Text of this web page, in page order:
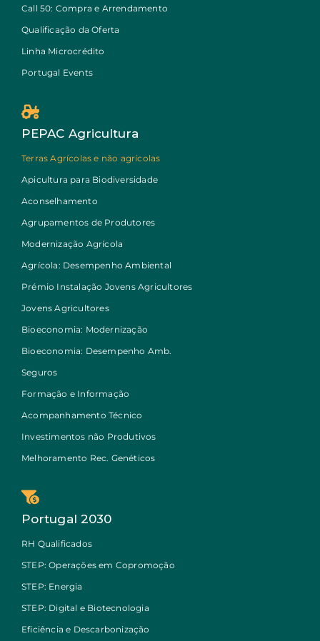
Call 50: Compra e Arrendamento
Qualificação da Oferta
Linha Microcrédito
Portugal Events
PEPAC Agricultura
Terras Agrícolas e não agrícolas
Apicultura para Biodiversidade
Aconselhamento
Agrupamentos de Produtores
Modernização Agrícola
Agrícola: Desempenho Ambiental
Prémio Instalação Jovens Agricultores
Jovens Agricultores
Bioeconomia: Modernização
Bioeconomia: Desempenho Amb.
Seguros
Formação e Informação
Acompanhamento Técnico
Investimentos não Produtivos
Melhoramento Rec. Genéticos
Portugal 2030
RH Qualificados
STEP: Operações em Copromoção
STEP: Energia
STEP: Digital e Biotecnologia
Eficiência e Descarbonização